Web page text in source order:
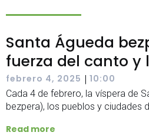
Santa Águeda
fuerza del canto y
febrero 4, 2025 | 10:00
Cada 4 de febrero, la víspera de
bezpera), los pueblos y ciudades
Read more